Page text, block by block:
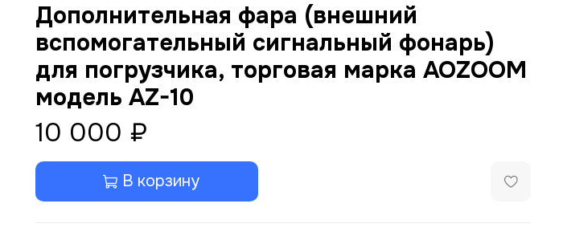
Дополнительная фара (внешний
вспомогательный сигнальный фонарь)
для погрузчика, торговая марка AOZOOM
модель AZ-10
10 000 ₽
В корзину